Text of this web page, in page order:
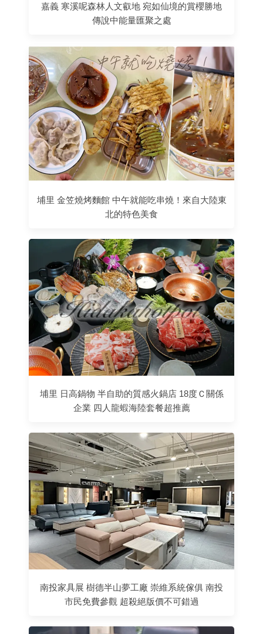
嘉義 寒溪呢森林人文叡地 宛如仙境的賞櫻勝地
傳說中能量匯聚之處
埔里 金笠燒烤麵館 中午就能吃串燒！來自大陸東
北的特色美食
埔里 日高鍋物 半自助的質感火鍋店 18度Ｃ關係
企業 四人龍蝦海陸套餐超推薦
南投家具展 樹德半山夢工廠 崇維系統傢俱 南投
市民免費參觀 超殺絕版價不可錯過